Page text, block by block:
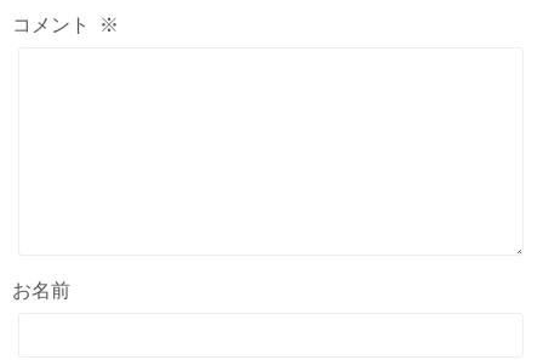
コメント ※
お名前